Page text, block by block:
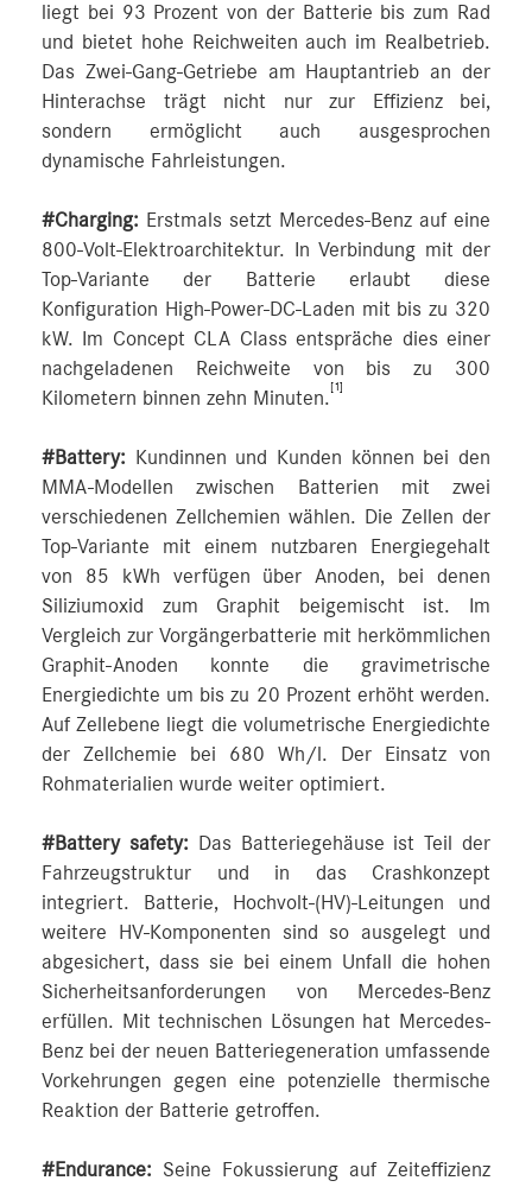
liegt bei 93 Prozent von der Batterie bis zum Rad
und bietet hohe Reichweiten auch im Realbetrieb.
Das Zwei-Gang-Getriebe am Hauptantrieb an der
Hinterachse trägt nicht nur zur Effizienz bei,
sondern ermöglicht auch ausgesprochen
dynamische Fahrleistungen.
#Charging: Erstmals setzt Mercedes-Benz auf eine
800-Volt-Elektroarchitektur. In Verbindung mit der
Top-Variante der Batterie erlaubt diese
Konfiguration High-Power-DC‑Laden mit bis zu 320
kW. Im Concept CLA Class entspräche dies einer
nachgeladenen Reichweite von bis zu 300
Kilometern binnen zehn Minuten.
[1]
#Battery:
Kundinnen und Kunden können bei den
MMA-Modellen zwischen Batterien mit zwei
verschiedenen Zellchemien wählen. Die Zellen der
Top-Variante mit einem nutzbaren Energiegehalt
von 85 kWh verfügen über Anoden, bei denen
Siliziumoxid zum Graphit beigemischt ist. Im
Vergleich zur Vorgängerbatterie mit herkömmlichen
Graphit-Anoden konnte die gravimetrische
Energiedichte um bis zu 20 Prozent erhöht werden.
Auf Zellebene liegt die volumetrische Energiedichte
der Zellchemie bei 680 Wh/l. Der Einsatz von
Rohmaterialien wurde weiter optimiert.
#Battery safety:
Das Batteriegehäuse ist Teil der
Fahrzeugstruktur und in das Crashkonzept
integriert. Batterie, Hochvolt-(HV)-Leitungen und
weitere HV-Komponenten sind so ausgelegt und
abgesichert, dass sie bei einem Unfall die hohen
Sicherheitsanforderungen von Mercedes-Benz
erfüllen. Mit technischen Lösungen hat Mercedes-
Benz bei der neuen Batteriegeneration umfassende
Vorkehrungen gegen eine potenzielle thermische
Reaktion der Batterie getroffen.
#Endurance: Seine Fokussierung auf Zeiteffizienz